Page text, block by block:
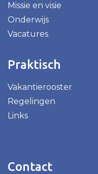
Missie en visie
Onderwijs
Vacatures
Praktisch
Vakantierooster
Regelingen
Links
Contact